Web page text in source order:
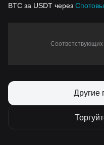
BTC за USDT через
Другие